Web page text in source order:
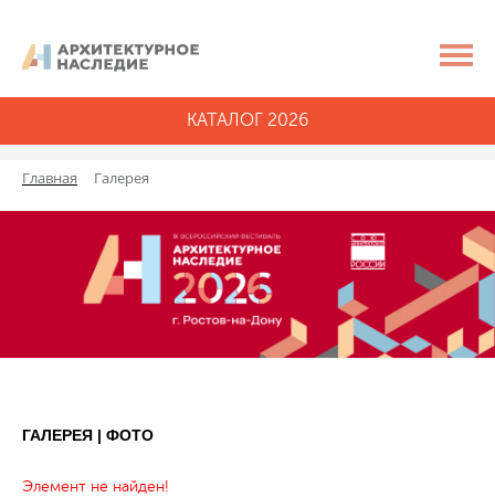
КАТАЛОГ 2026
Главная Галерея
ГАЛЕРЕЯ | ФОТО
Элемент не найден!